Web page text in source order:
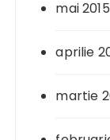
mai 2015
aprilie
martie